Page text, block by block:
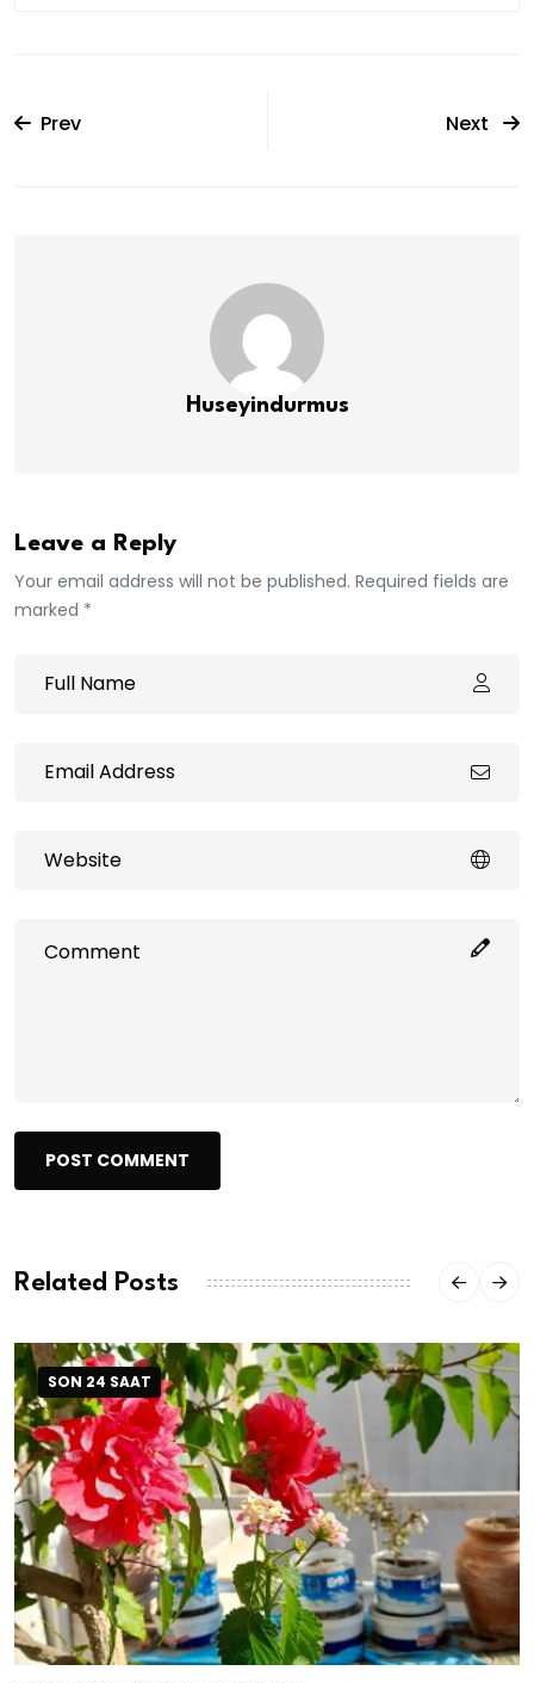
Prev Next
Huseyindurmus
Leave a Reply
Your email address will not be published. Required fields are
marked *
POST COMMENT
Related Posts
SON 24 SAAT